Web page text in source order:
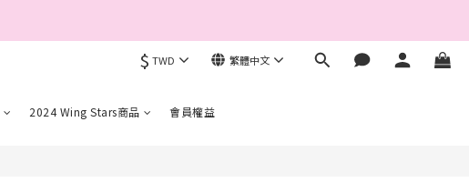
$ TWD 繁體中文
2024 Wing Stars商品 會員權益